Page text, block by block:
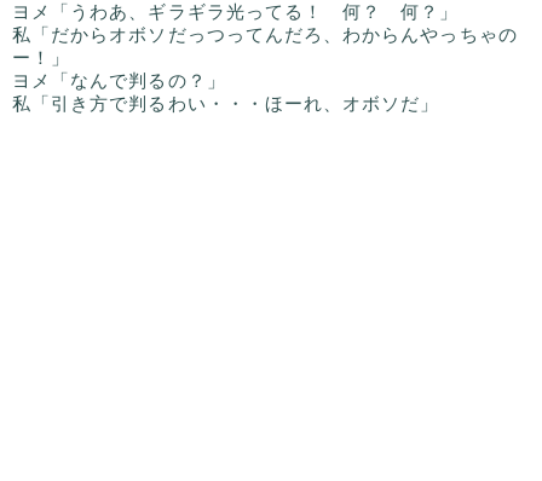
ヨメ「うわあ、ギラギラ光ってる！ 何？ 何？」
私「だからオボソだっつってんだろ、わからんやっちゃの
ー！」
ヨメ「なんで判るの？」
私「引き方で判るわい・・・ほーれ、オボソだ」